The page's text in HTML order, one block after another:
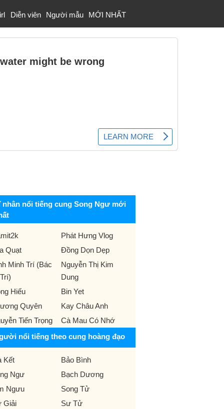
Diễn viên Người mẫu MỚI NHẤT
nhân nổi tiếng cung Song Ngư mới
Phát Hưng Vlog
Quạt
Đồng Dọn Dẹp
Minh Trí (Bác
Nguyễn Thị Kim
Dung
Hiếu
Bin Yet
Quyên
Kay Châu Anh
Tiến Trọng
Cà Mau Có Nhớ
nổi tiếng theo cung hoàng đạo
Kết
Bảo Bình
Ngư
Bạch Dương
Ngưu
Song Tử
Giải
Sư Tử